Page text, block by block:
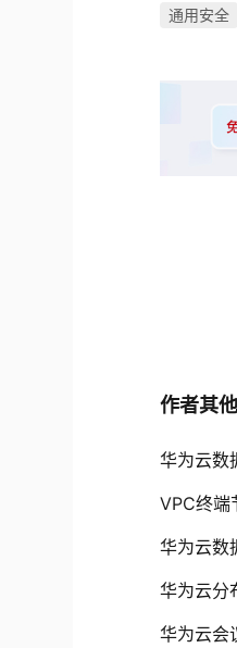
通用安全
作者其
华为云数
VPC终端
华为云数
华为云分
华为云会